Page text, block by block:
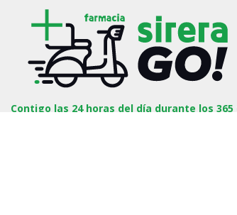
Contigo las 24 horas del día durante los 365